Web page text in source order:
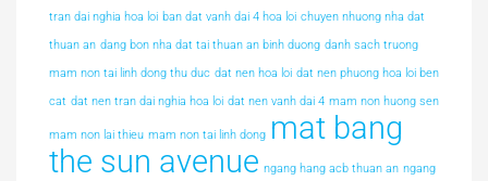
tran dai nghia hoa loi ban dat vanh dai 4 hoa loi chuyen nhuong nha dat
thuan an dang bon nha dat tai thuan an binh duong danh sach truong
mam non tai linh dong thu duc dat nen hoa loi dat nen phuong hoa loi ben
cat dat nen tran dai nghia hoa loi dat nen vanh dai 4 mam non huong sen
mam non lai thieu mam non tai linh dong mat bang
the sun avenue ngang hang acb thuan an ngang